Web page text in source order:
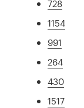
728
1154
991
264
430
1517